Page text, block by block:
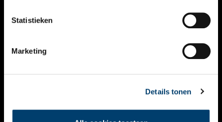
Statistieken
Marketing
Details tonen
THEMA’S
VIDEO’S
CONTACT